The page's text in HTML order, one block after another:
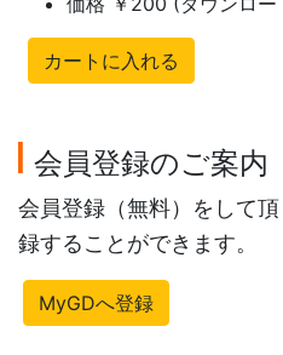
カートに入れる
会員登録のご案内
会員登録（無料）をして
録することができます。
MyGDへ登録